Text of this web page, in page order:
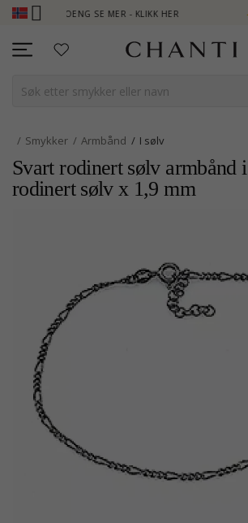
POENG SE MER - KLIKK HER
Smykker Armbånd I sølv
Svart rodinert sølv armbånd
rodinert sølv x 1,9 mm